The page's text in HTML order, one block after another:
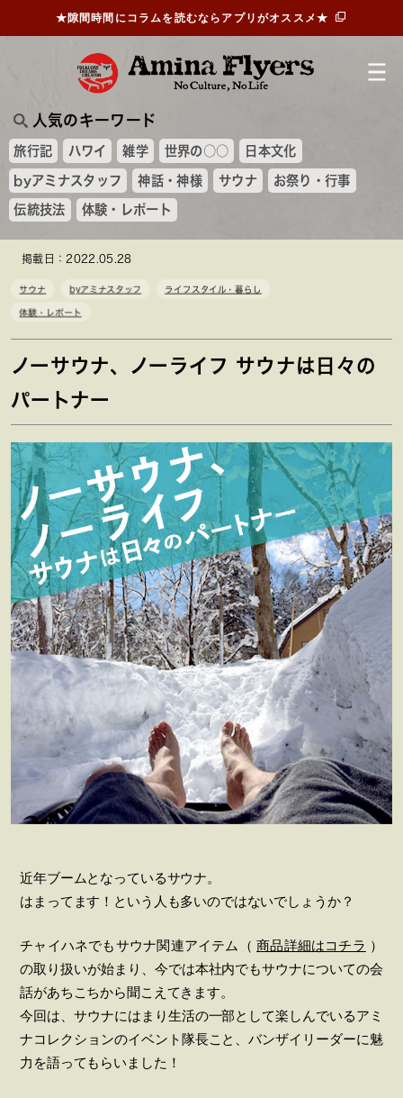
人気のキーワード
旅行記 ハワイ 雑学 世界の○○ 日本文化
byアミナスタッフ 神話・神様 サウナ お祭り・行事
伝統技法 体験・レポート
★隙間時間にコラムを読むならアプリがオススメ★
掲載日：2022.05.28
サウナ byアミナスタッフ ライフスタイル・暮らし
体験・レポート
ノーサウナ、ノーライフ サウナは日々の
パートナー
近年ブームとなっているサウナ。
はまってます！という人も多いのではないでしょうか？
チャイハネでもサウナ関連アイテム（商品詳細はコチラ ）
の取り扱いが始まり、今では本社内でもサウナについての会
話があちこちから聞こえてきます。
今回は、サウナにはまり生活の一部として楽しんでいるアミ
ナコレクションのイベント隊長こと、バンザイリーダーに魅
力を語ってもらいました！